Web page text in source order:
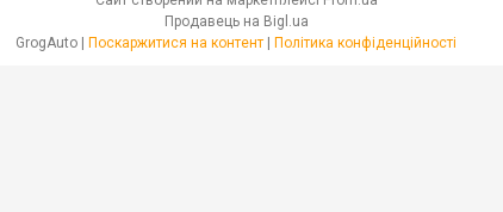
Продавець на Bigl.ua
GrogAuto | Поскаржитися на контент | Політика конфіденційності